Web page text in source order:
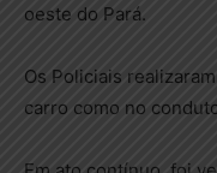
oeste do Pará.
Os Policiais
carro como no